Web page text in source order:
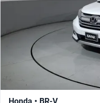
Honda • BR-V